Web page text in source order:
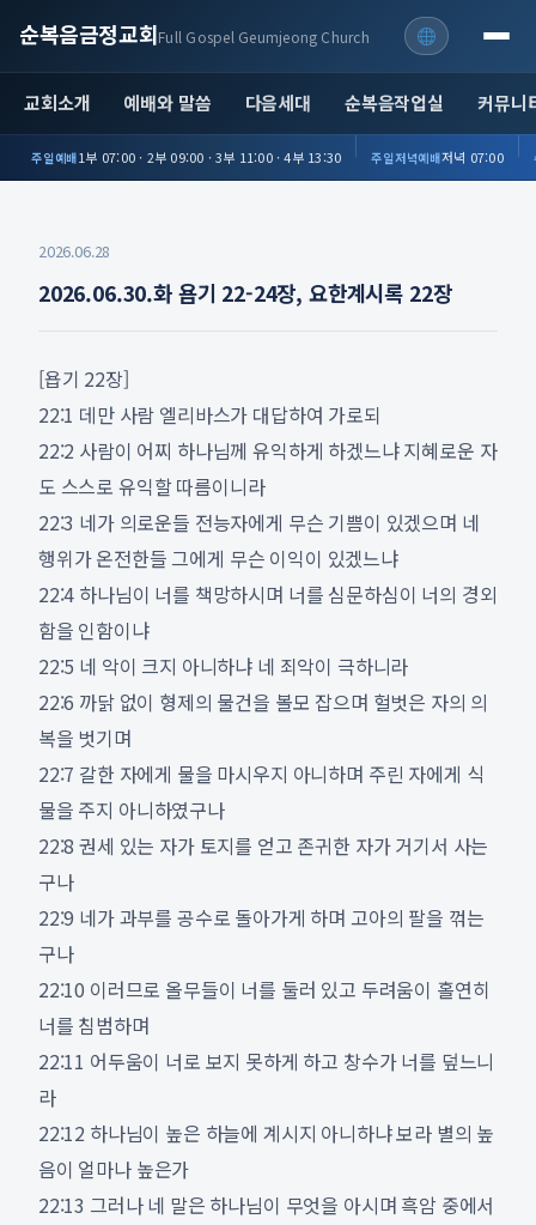
순복음금정교회Full Gospel Geumjeong Church
교회소개 예배와 말씀 다음세대 순복음작업실 커뮤니
주일예배1부 07:00 · 2부 09:00 · 3부 11:00 · 4부 13:30 주일저녁예배저녁 07:00
2026.06.28
2026.06.30.화 욥기 22-24장, 요한계시록 22장
[욥기 22장]
22:1 데만 사람 엘리바스가 대답하여 가로되
22:2 사람이 어찌 하나님께 유익하게 하겠느냐 지혜로운 자
도 스스로 유익할 따름이니라
22:3 네가 의로운들 전능자에게 무슨 기쁨이 있겠으며 네
행위가 온전한들 그에게 무슨 이익이 있겠느냐
22:4 하나님이 너를 책망하시며 너를 심문하심이 너의 경외
함을 인함이냐
22:5 네 악이 크지 아니하냐 네 죄악이 극하니라
22:6 까닭 없이 형제의 물건을 볼모 잡으며 헐벗은 자의 의
복을 벗기며
22:7 갈한 자에게 물을 마시우지 아니하며 주린 자에게 식
물을 주지 아니하였구나
22:8 권세 있는 자가 토지를 얻고 존귀한 자가 거기서 사는
구나
22:9 네가 과부를 공수로 돌아가게 하며 고아의 팔을 꺾는
구나
22:10 이러므로 올무들이 너를 둘러 있고 두려움이 홀연히
너를 침범하며
22:11 어두움이 너로 보지 못하게 하고 창수가 너를 덮느니
라
22:12 하나님이 높은 하늘에 계시지 아니하냐 보라 별의 높
음이 얼마나 높은가
22:13 그러나 네 말은 하나님이 무엇을 아시며 흑암 중에서